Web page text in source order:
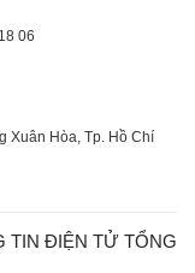
06
Xuân Hòa, Tp. Hồ Chí
TIN ĐIỆN TỬ TỔNG